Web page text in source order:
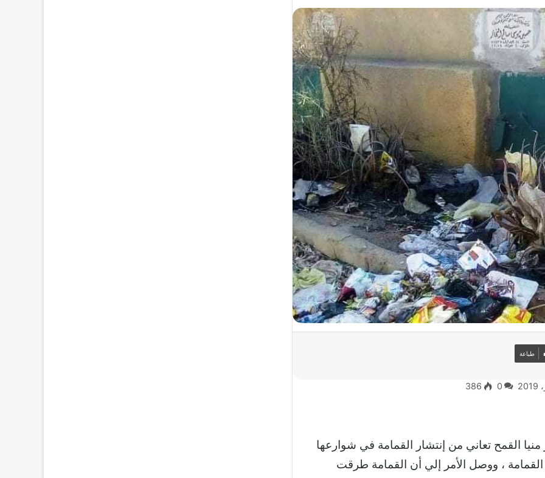
0
386
القمح تعاني من إنتشار القمامة في شوارعها
، ووصل الأمر إلي أن القمامة طرقت
طباعة